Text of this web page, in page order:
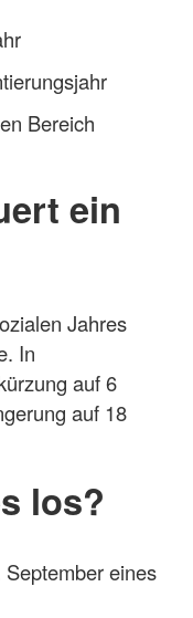
Bereich
ein
Jahres
In
auf 6
auf 18
los?
eines